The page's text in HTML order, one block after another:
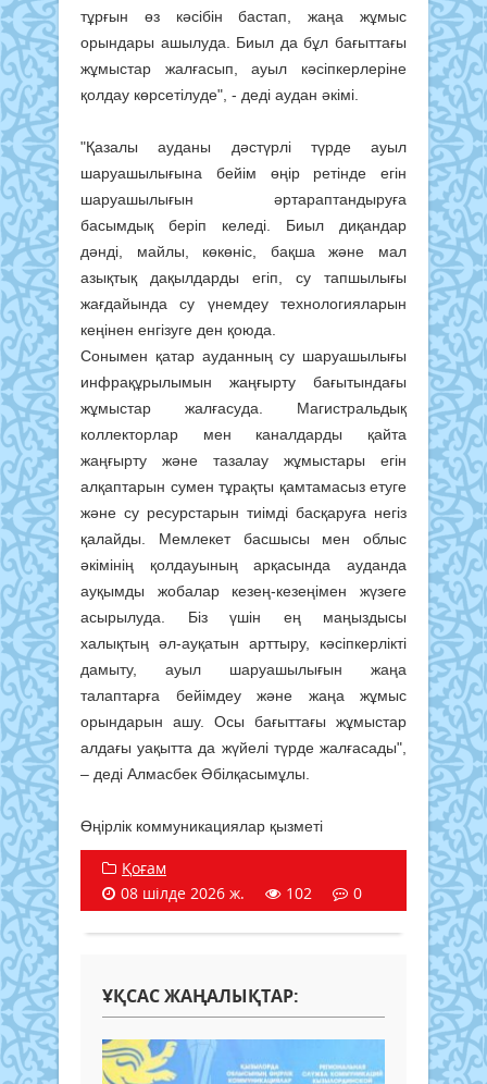
тұрғын өз кәсібін бастап, жаңа жұмыс
орындары ашылуда. Биыл да бұл бағыттағы
жұмыстар жалғасып, ауыл кәсіпкерлеріне
қолдау көрсетілуде", - деді аудан әкімі.
"Қазалы ауданы дәстүрлі түрде ауыл
шаруашылығына бейім өңір ретінде егін
шаруашылығын әртараптандыруға
басымдық беріп келеді. Биыл диқандар
дәнді, майлы, көкөніс, бақша және мал
азықтық дақылдарды егіп, су тапшылығы
жағдайында су үнемдеу технологияларын
кеңінен енгізуге ден қоюда.
Сонымен қатар ауданның су шаруашылығы
инфрақұрылымын жаңғырту бағытындағы
жұмыстар жалғасуда. Магистральдық
коллекторлар мен каналдарды қайта
жаңғырту және тазалау жұмыстары егін
алқаптарын сумен тұрақты қамтамасыз етуге
және су ресурстарын тиімді басқаруға негіз
қалайды. Мемлекет басшысы мен облыс
әкімінің қолдауының арқасында ауданда
ауқымды жобалар кезең-кезеңімен жүзеге
асырылуда. Біз үшін ең маңыздысы
халықтың әл-ауқатын арттыру, кәсіпкерлікті
дамыту, ауыл шаруашылығын жаңа
талаптарға бейімдеу және жаңа жұмыс
орындарын ашу. Осы бағыттағы жұмыстар
алдағы уақытта да жүйелі түрде жалғасады",
– деді Алмасбек Әбілқасымұлы.
Өңірлік коммуникациялар қызметі
Қоғам
08 шілде 2026 ж.
102 0
ҰҚСАС ЖАҢАЛЫҚТАР: